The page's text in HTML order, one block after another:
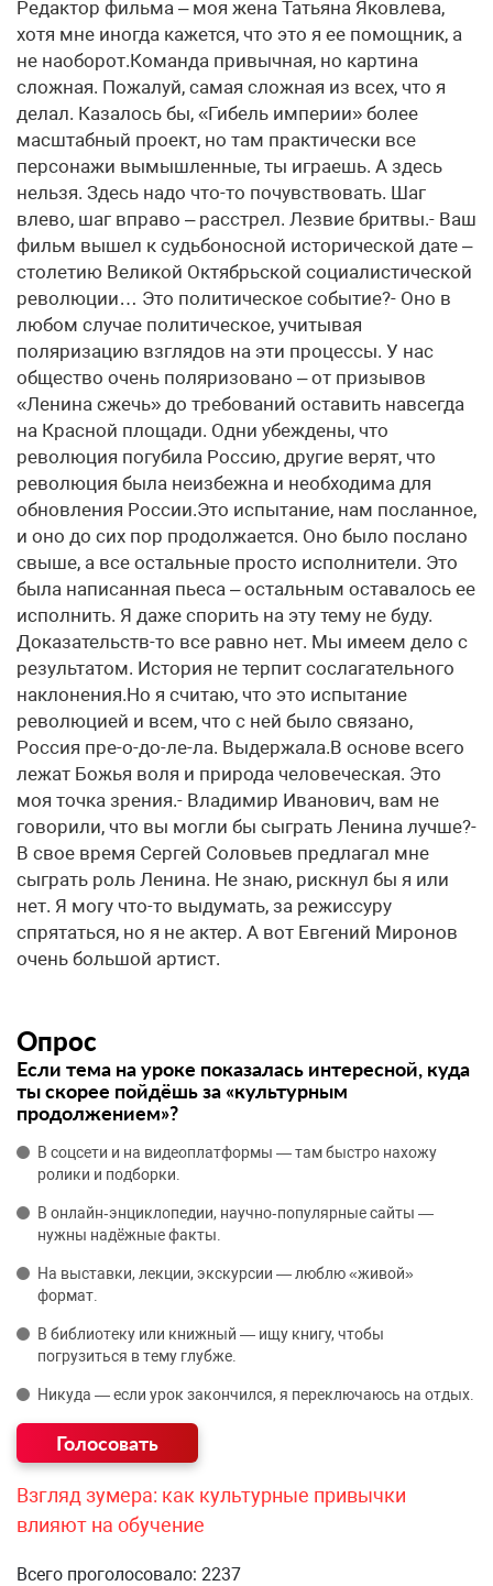
Опрос
Если тема на уроке показалась интересной, куда
ты скорее пойдёшь за «культурным
продолжением»?
В соцсети и на видеоплатформы — там быстро нахожу
ролики и подборки.
В онлайн‑энциклопедии, научно‑популярные сайты —
нужны надёжные факты.
На выставки, лекции, экскурсии — люблю «живой»
формат.
В библиотеку или книжный — ищу книгу, чтобы
погрузиться в тему глубже.
Никуда — если урок закончился, я переключаюсь на отдых.
Взгляд зумера: как культурные привычки
влияют на обучение
Всего проголосовало: 2237